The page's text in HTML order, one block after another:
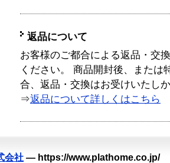
返品について
お客様のご都合による返品・交
ください。 商品開封後、または
合、返品・交換はお受けいたし
⇒返品について詳しくはこちら
会社 — https://www.plathome.co.jp/